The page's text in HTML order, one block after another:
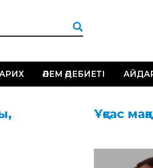
ӘЛЕМ ӘДЕБИЕТІ
Ұқсас